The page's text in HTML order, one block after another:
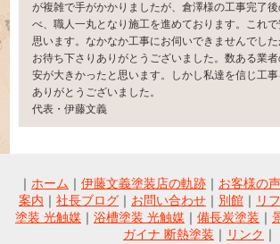
が複雑で手がかかりましたが、倉澤様の工事完了
べ、職人一丸となり施工を進めております。これ
思います。なかなか工事にお伺いできませんでし
お待ち下さりありがとうございました。数ある業
安が大きかったと思います。しかし私達を信じ工
ありがとうございました。
代表・伊藤文義
ホーム 伊藤文義塗装店の軌跡 お客様の声
案内
社長ブログ お問い合わせ 別館 リ
塗装 光触媒
浴槽塗装 光触媒 備長炭塗装
ガイナ 断熱塗装
リンク